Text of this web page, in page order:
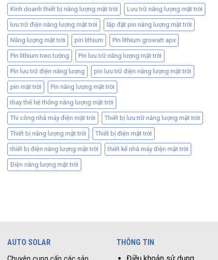
Kinh doanh thiết bị năng lượng mặt trời Lưu trữ năng lượng mặt trời
lưu trữ điện năng lượng mặt trời lắp đặt pin năng lượng mặt trời
Năng lượng mặt trời pin lithium Pin lithium growatt apx
Pin lithium treo tường Pin lưu trữ năng lượng mặt trời
Pin lưu trữ điện năng lượng pin lưu trữ điện năng lượng mặt trời
pin mặt trời Pin năng lượng mặt trời
thay thế hệ thống năng lượng mặt trời
Thi công nhà máy điện mặt trời Thiết bị lưu trữ năng lượng mặt trời
Thiết bị năng lượng mặt trời Thiết bị điện mặt trời
thiết bị điện năng lượng mặt trời thiết kế nhà máy điện mặt trời
Điện năng lượng mặt trời
AUTO SOLAR
THÔNG TIN